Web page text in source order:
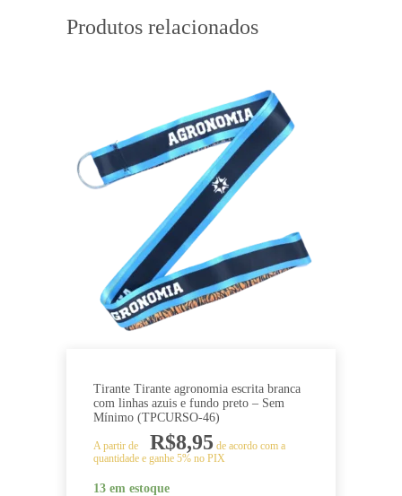
Produtos relacionados
Tirante Tirante agronomia escrita branca
com linhas azuis e fundo preto – Sem
Mínimo (TPCURSO-46)
A partir de R$8,95 de acordo com a
quantidade e ganhe 5% no PIX
13 em estoque